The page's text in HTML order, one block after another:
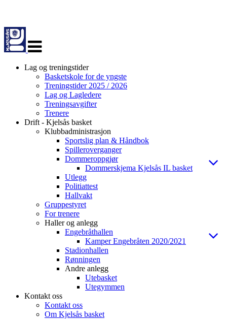
navigasjon
Lag og treningstider
Basketskole for de yngste
Treningstider 2025 / 2026
Lag og Lagledere
Treningsavgifter
Trenere
Drift - Kjelsås basket
Klubbadministrasjon
Sportslig plan & Håndbok
Spilleroverganger
Dommeroppgjør
Dommerskjema Kjelsås IL basket
Utlegg
Politiattest
Hallvakt
Gruppestyret
For trenere
Haller og anlegg
Engebråthallen
Kamper Engebråten 2020/2021
Stadionhallen
Rønningen
Andre anlegg
Utebasket
Utegymmen
Kontakt oss
Kontakt oss
Om Kjelsås basket